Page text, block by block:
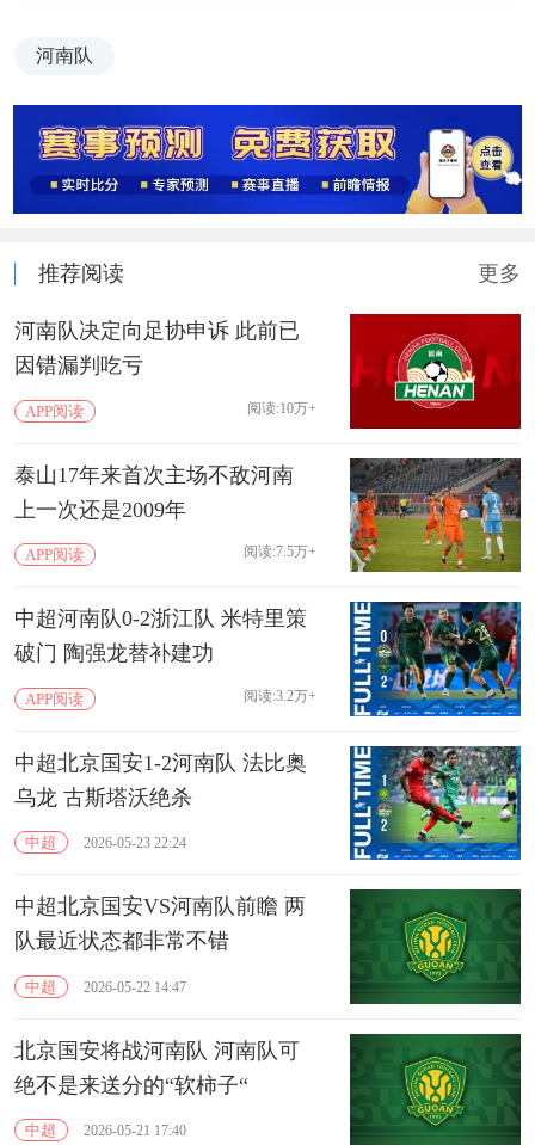
河南队
推荐阅读 更多
河南队决定向足协申诉 此前已
因错漏判吃亏
APP阅读 阅读:10万+
泰山17年来首次主场不敌河南
上一次还是2009年
APP阅读 阅读:7.5万+
中超河南队0-2浙江队 米特里策
破门 陶强龙替补建功
APP阅读 阅读:3.2万+
中超北京国安1-2河南队 法比奥
乌龙 古斯塔沃绝杀
中超 2026-05-23 22:24
中超北京国安VS河南队前瞻 两
队最近状态都非常不错
中超 2026-05-22 14:47
北京国安将战河南队 河南队可
绝不是来送分的“软柿子“
中超 2026-05-21 17:40